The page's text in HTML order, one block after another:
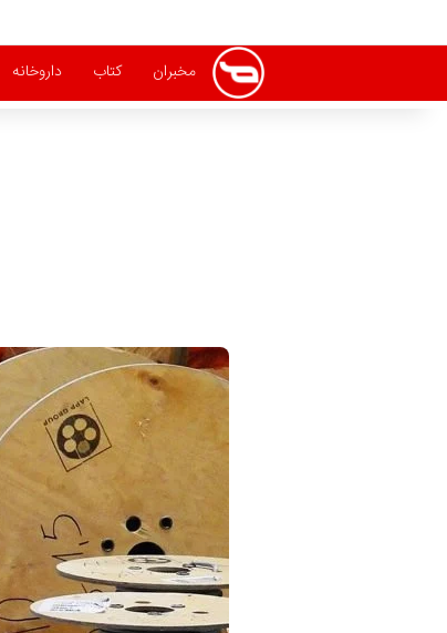
مخبران کتاب داروخانه